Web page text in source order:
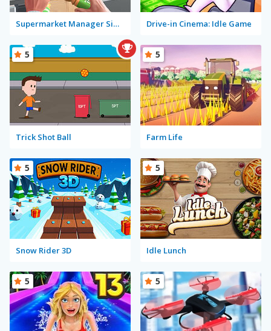
Supermarket Manager Simulator Drive-in Cinema: Idle Game
Trick Shot Ball
5
Farm Life
5
Snow Rider 3D
5
Idle Lunch
5
5 5